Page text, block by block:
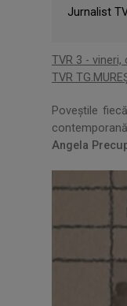
Jurnalist
TVR 3 - vineri,
TVR
Poveștile
Angela